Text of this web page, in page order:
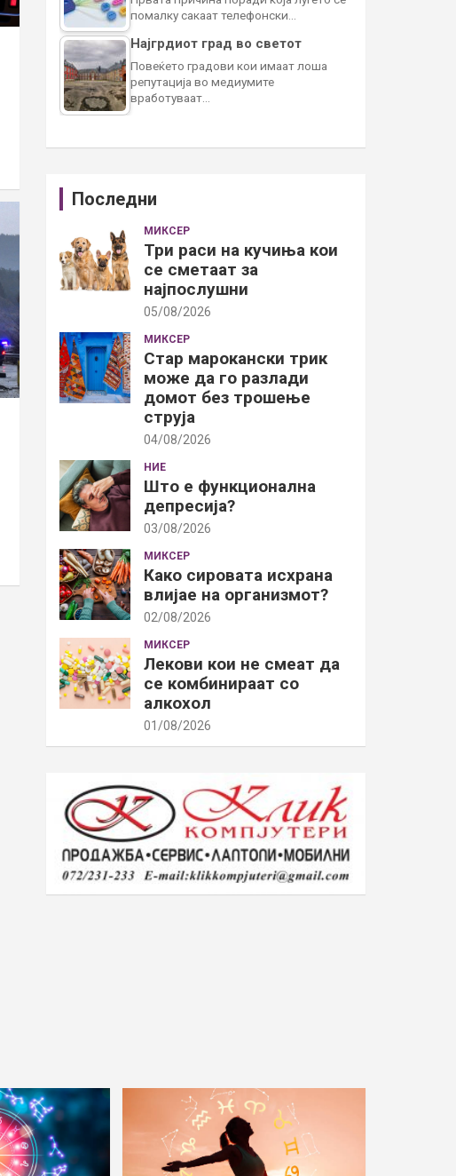
помалку сакаат телефонски…
Најгрдиот град во светот
Повеќето градови кои имаат лоша
репутација во медиумите
вработуваат…
Последни
МИКСЕР
Три раси на кучиња кои
се сметаат за
најпослушни
05/08/2026
МИКСЕР
Стар марокански трик
може да го разлади
домот без трошење
струја
04/08/2026
НИЕ
Што е функционална
депресија?
03/08/2026
МИКСЕР
Како сировата исхрана
влијае на организмот?
02/08/2026
МИКСЕР
Лекови кои не смеат да
се комбинираат со
алкохол
01/08/2026